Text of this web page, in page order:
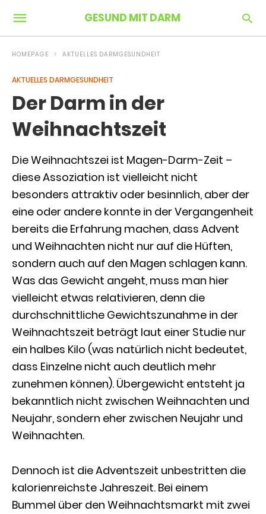
GESUND MIT DARM
HOMEPAGE AKTUELLES DARMGESUNDHEIT
AKTUELLES DARMGESUNDHEIT
Der Darm in der
Weihnachtszeit
Die Weihnachtszei ist Magen-Darm-Zeit –
diese Assoziation ist vielleicht nicht
besonders attraktiv oder besinnlich, aber der
eine oder andere konnte in der Vergangenheit
bereits die Erfahrung machen, dass Advent
und Weihnachten nicht nur auf die Hüften,
sondern auch auf den Magen schlagen kann.
Was das Gewicht angeht, muss man hier
vielleicht etwas relativieren, denn die
durchschnittliche Gewichtszunahme in der
Weihnachtszeit beträgt laut einer Studie nur
ein halbes Kilo (was natürlich nicht bedeutet,
dass Einzelne nicht auch deutlich mehr
zunehmen können). Übergewicht entsteht ja
bekanntlich nicht zwischen Weihnachten und
Neujahr, sondern eher zwischen Neujahr und
Weihnachten.
Dennoch ist die Adventszeit unbestritten die
kalorienreichste Jahreszeit. Bei einem
Bummel über den Weihnachtsmarkt mit zwei